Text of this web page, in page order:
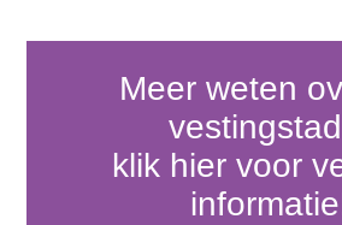
meer weten over de
klik hier voor